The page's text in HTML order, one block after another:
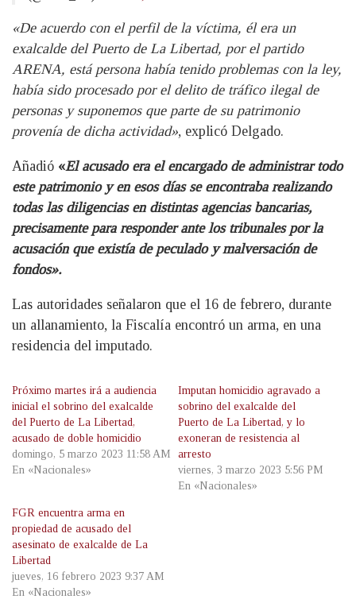
«De acuerdo con el perfil de la víctima, él era un
exalcalde del Puerto de La Libertad, por el partido
ARENA, está persona había tenido problemas con la ley,
había sido procesado por el delito de tráfico ilegal de
personas y suponemos que parte de su patrimonio
provenía de dicha actividad», explicó Delgado.
Añadió «El acusado era el encargado de administrar todo
este patrimonio y en esos días se encontraba realizando
todas las diligencias en distintas agencias bancarias,
precisamente para responder ante los tribunales por la
acusación que existía de peculado y malversación de
fondos».
Las autoridades señalaron que el 16 de febrero, durante
un allanamiento, la Fiscalía encontró un arma, en una
residencia del imputado.
Próximo martes irá a audiencia
inicial el sobrino del exalcalde
del Puerto de La Libertad,
acusado de doble homicidio
domingo, 5 marzo 2023 11:58 AM
En «Nacionales»
Imputan homicidio agravado a
sobrino del exalcalde del
Puerto de La Libertad, y lo
exoneran de resistencia al
arresto
viernes, 3 marzo 2023 5:56 PM
En «Nacionales»
FGR encuentra arma en
propiedad de acusado del
asesinato de exalcalde de La
Libertad
jueves, 16 febrero 2023 9:37 AM
En «Nacionales»